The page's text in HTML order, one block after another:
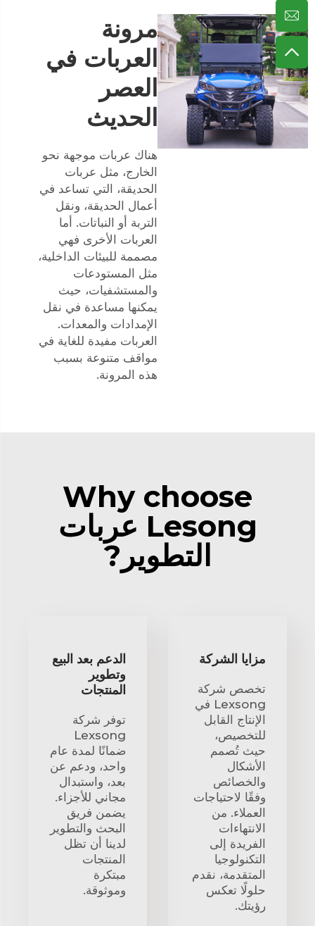
مرونة
العربات في
العصر
الحديث
هناك عربات موجهة نحو
الخارج، مثل عربات
الحديقة، التي تساعد في
أعمال الحديقة، ونقل
التربة أو النباتات. أما
العربات الأخرى فهي
مصممة للبيئات الداخلية،
مثل المستودعات
والمستشفيات، حيث
يمكنها مساعدة في نقل
الإمدادات والمعدات.
العربات مفيدة للغاية في
مواقف متنوعة بسبب
هذه المرونة.
Why choose
Lesong عربات
التطوير?
مزايا الشركة
تخصص شركة
Lexsong في
الإنتاج القابل
للتخصيص،
حيث تُصمم
الأشكال
والخصائص
وفقًا لاحتياجات
العملاء. من
الانتهاءات
الفريدة إلى
التكنولوجيا
المتقدمة، نقدم
حلولًا تعكس
رؤيتك.
الدعم بعد البيع
وتطوير
المنتجات
توفر شركة
Lexsong
ضمانًا لمدة عام
واحد، ودعم عن
بعد، واستبدال
مجاني للأجزاء.
يضمن فريق
البحث والتطوير
لدينا أن تظل
المنتجات
مبتكرة
وموثوقة.